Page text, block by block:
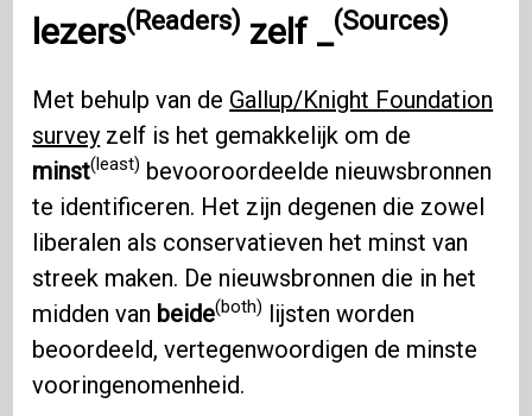
lezers(Readers) zelf _(Sources)
Met behulp van de Gallup/Knight Foundation
survey zelf is het gemakkelijk om de
minst(least) bevooroordeelde nieuwsbronnen
te identificeren. Het zijn degenen die zowel
liberalen als conservatieven het minst van
streek maken. De nieuwsbronnen die in het
midden van beide(both) lijsten worden
beoordeeld, vertegenwoordigen de minste
vooringenomenheid.